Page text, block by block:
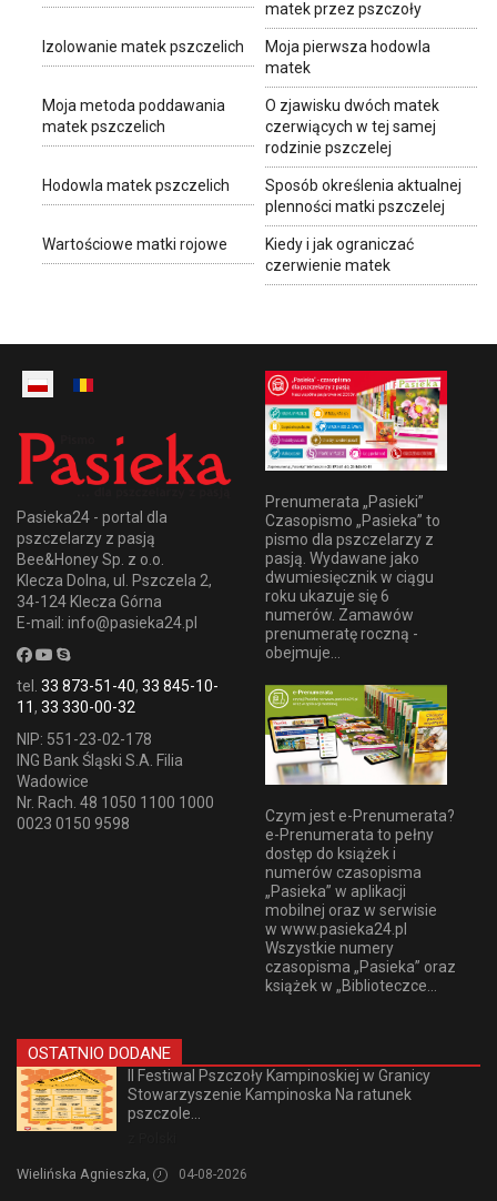
matek przez pszczoły
Izolowanie matek pszczelich
Moja pierwsza hodowla
matek
Moja metoda poddawania
matek pszczelich
O zjawisku dwóch matek
czerwiących w tej samej
rodzinie pszczelej
Hodowla matek pszczelich
Sposób określenia aktualnej
plenności matki pszczelej
Wartościowe matki rojowe
Kiedy i jak ograniczać
czerwienie matek
Pasieka24 - portal dla
pszczelarzy z pasją
Bee&Honey Sp. z o.o.
Klecza Dolna, ul. Pszczela 2,
34-124 Klecza Górna
E-mail: info@pasieka24.pl
tel. 33 873-51-40, 33 845-10-
11, 33 330-00-32
NIP: 551-23-02-178
ING Bank Śląski S.A. Filia
Wadowice
Nr. Rach. 48 1050 1100 1000
0023 0150 9598
Prenumerata „Pasieki”
Czasopismo „Pasieka” to
pismo dla pszczelarzy z
pasją. Wydawane jako
dwumiesięcznik w ciągu
roku ukazuje się 6
numerów. Zamawów
prenumeratę roczną -
obejmuje...
Czym jest e-Prenumerata?
e-Prenumerata to pełny
dostęp do książek i
numerów czasopisma
„Pasieka” w aplikacji
mobilnej oraz w serwisie
w www.pasieka24.pl
Wszystkie numery
czasopisma „Pasieka” oraz
książek w „Biblioteczce...
OSTATNIO DODANE
II Festiwal Pszczoły Kampinoskiej w Granicy
Stowarzyszenie Kampinoska Na ratunek
pszczole...
Wielińska Agnieszka, 04-08-2026